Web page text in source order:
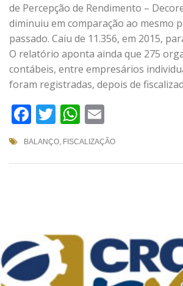
de Percepção de Rendimento –
diminuiu em comparação ao mesmo
passado. Caiu de 11.356, em 2015,
O relatório aponta ainda que 275
contábeis, entre empresários
foram registradas, depois de
Facebook
TwitterWhatsApp
BALANÇO, FISCALIZAÇÃO